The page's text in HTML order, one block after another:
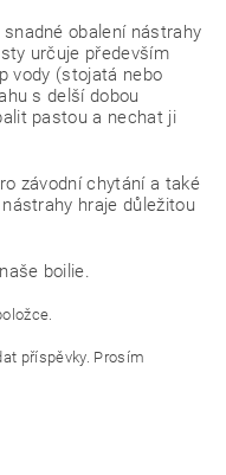
obalení nástrahy
určuje především
vody (stojatá nebo
s delší dobou
pastou a nechat ji
závodní chytání a také
hraje důležitou
boilie.
příspěvky. Prosím